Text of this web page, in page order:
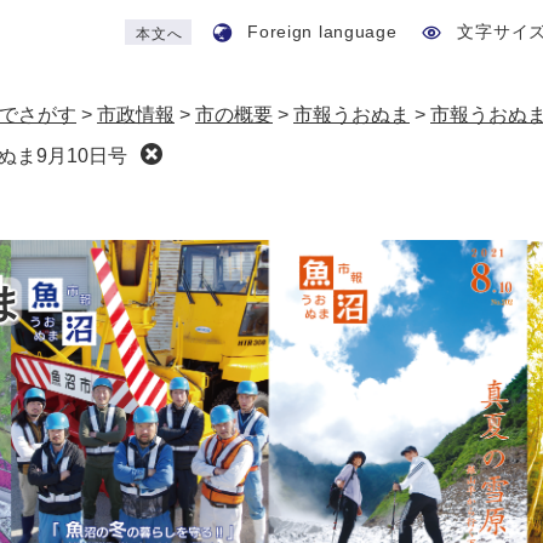
本文へ Foreign language 文字サイ
さがす > 市政情報 > 市の概要 > 市報うおぬま > 市報うおぬ
ま9月10日号